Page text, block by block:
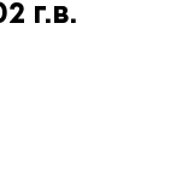
г.в.